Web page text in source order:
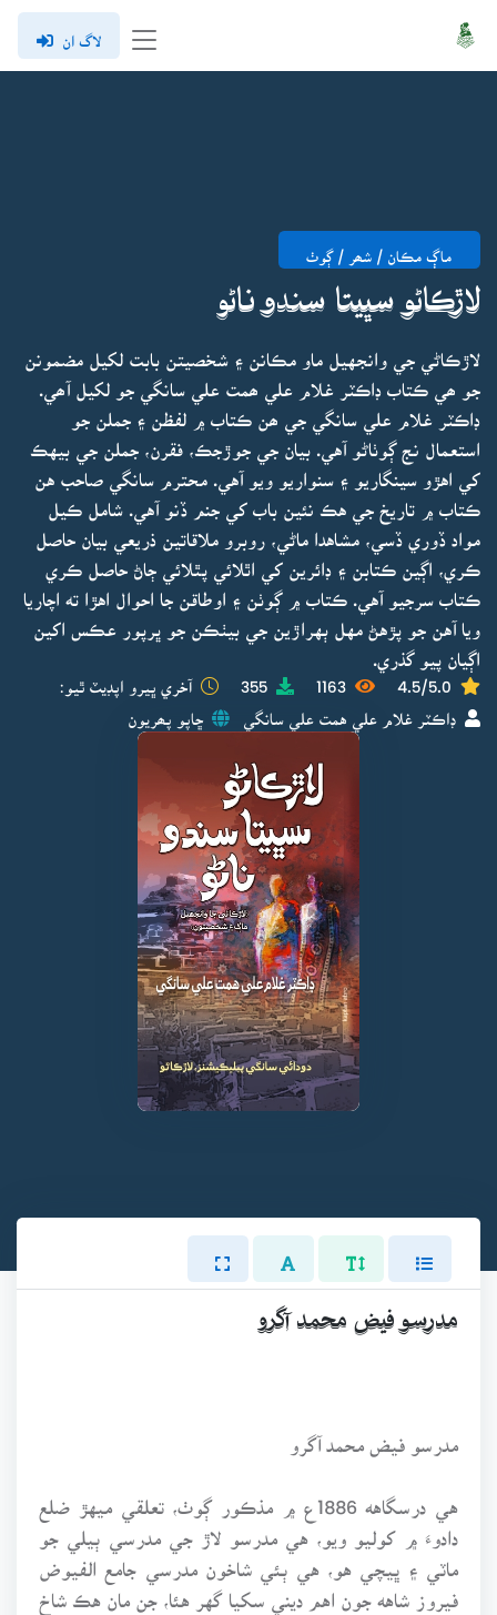
لاگ ان
ماڳ مڪان / شھر / ڳوٺ
لاڙڪاڻو سڀيتا سندو ناڻو
لاڙڪاڻي جي وانجهيل ماو مڪانن ۽ شخصيتن بابت لکيل مضمونن
جو ھي ڪتاب ڊاڪٽر غلام علي ھمت علي سانگي جو لکيل آھي.
ڊاڪٽر غلام علي سانگي جي ھن ڪتاب ۾ لفظن ۽ جملن جو
استعمال نج ڳوٺاڻو آهي. بيان جي جوڙجڪ، فقرن، جملن جي بيهڪ
کي اهڙو سينگاريو ۽ سنواريو ويو آهي. محترم سانگي صاحب هن
ڪتاب ۾ تاريخ جي هڪ نئين باب کي جنم ڏنو آهي. شامل ڪيل
مواد ڏوري ڏسي، مشاهدا ماڻي، روبرو ملاقاتين ذريعي بيان حاصل
ڪري، اڳين ڪتابن ۽ ڊائرين کي اٿلائي پٿلائي ڄاڻ حاصل ڪري
ڪتاب سرجيو آهي. ڪتاب ۾ ڳوٺن ۽ اوطاقن جا احوال اهڙا ته اچاريا
ويا آهن جو پڙهڻ مهل ٻهراڙين جي بيٺڪن جو ڀرپور عڪس اکين
اڳيان پيو گذري.
4.5/5.0
1163
355 آخري ڀيرو اپڊيٽ ٿيو:
ڊاڪٽر غلام علي همت علي سانگي ڇاپو پھريون
مدرسو فيض محمد آگرو
مدرسو فيض محمد آگرو
هي درسگاهه 1886ع ۾ مذڪور ڳوٺ، تعلقي ميهڙ ضلع
دادوءَ ۾ کوليو ويو، هي مدرسو لاڙ جي مدرسي ٻيلي جو
ماٽي ۽ ڀيچي هو، هي ٻئي شاخون مدرسي جامع الفيوض
فيروز شاهه جون اهم ديني سکيا گهر هئا، جن مان هڪ شاخ